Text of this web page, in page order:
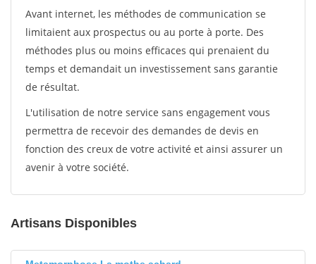
Avant internet, les méthodes de communication se
limitaient aux prospectus ou au porte à porte. Des
méthodes plus ou moins efficaces qui prenaient du
temps et demandait un investissement sans garantie
de résultat.
L'utilisation de notre service sans engagement vous
permettra de recevoir des demandes de devis en
fonction des creux de votre activité et ainsi assurer un
avenir à votre société.
Artisans Disponibles